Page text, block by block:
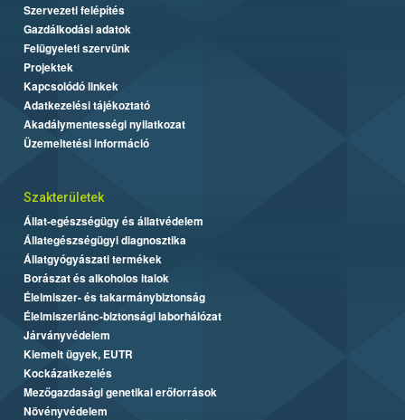
Szervezeti felépítés
Gazdálkodási adatok
Felügyeleti szervünk
Projektek
Kapcsolódó linkek
Adatkezelési tájékoztató
Akadálymentességi nyilatkozat
Üzemeltetési információ
Szakterületek
Állat-egészségügy és állatvédelem
Állategészségügyi diagnosztika
Állatgyógyászati termékek
Borászat és alkoholos italok
Élelmiszer- és takarmánybiztonság
Élelmiszerlánc-biztonsági laborhálózat
Járványvédelem
Kiemelt ügyek, EUTR
Kockázatkezelés
Mezőgazdasági genetikai erőforrások
Növényvédelem